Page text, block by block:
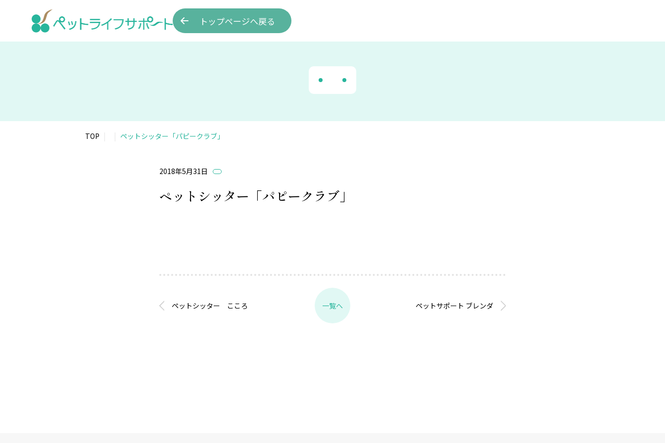
トップページへ戻る
TOP ペットシッター「パピークラブ」
2018年5月31日
ペットシッター「パピークラブ」
ペットシッター こころ 一覧へ ペットサポート ブレンダ